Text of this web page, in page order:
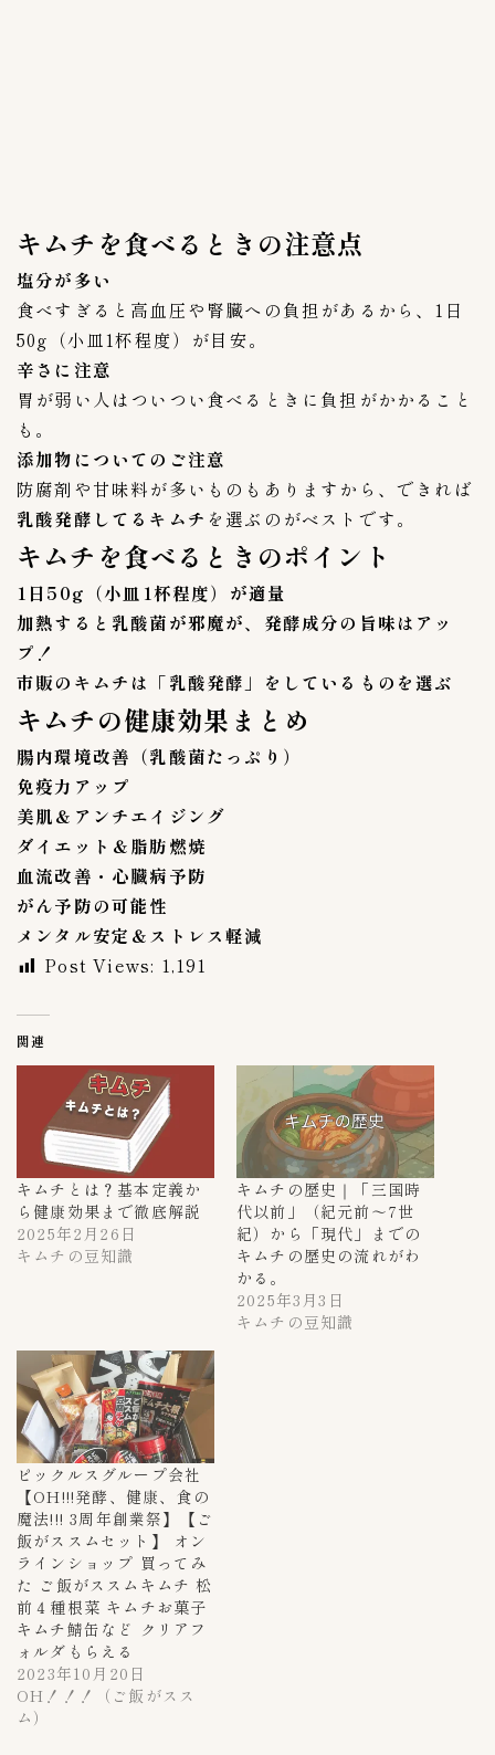
備後漬物株式会社 4
有限会社高麗物産 1
有限会社高麗食品 6
東亜トレーディング
東海漬物株式会社 3
株式会社李朝園 1
株式会社東京にいかた屋 3
株式会社無限物産
百珍物産 1
秋本食品株式会社 1
美山
内容量（g & kg） 3
０〜９９g 1
１kg 0
１０kg 0
１００〜１９９g 1
２kg
２００〜２９９g
５kg 0
５００〜５９９g
６００〜６９９g
７００〜７９９g 0
８００〜８９９g 0
９００〜９９９g
ごちそうさま倶楽部キムチ工房
カンナムキムバ 1
上野キムチ 共栄 4
上野キムチ 第一物産
上野キムチ-まるきん
丸萬商店 1
今泉食品
大阪チェさんのキムチ
大阪チェさんのキムチ
安東家 1
沈菜館（キムチ館）
キムチを食べるときの注意点
塩分が多い
食べすぎると高血圧や腎臓への負担があるから、1日
50g（小皿1杯程度）が目安。
辛さに注意
胃が弱い人はついつい食べるときに負担がかかること
も。
添加物についてのご注意
防腐剤や甘味料が多いものもありますから、できれば
乳酸発酵してるキムチ を選ぶのがベストです。
キムチを食べるときのポイント
1日50g（小皿1杯程度）が適量
加熱すると乳酸菌が邪魔が、発酵成分の旨味はアッ
プ！
市販のキムチは「乳酸発酵」をしているものを選ぶ
キムチの健康効果まとめ
腸内環境改善（乳酸菌たっぷり）
免疫力アップ
美肌＆アンチエイジング
ダイエット＆脂肪燃焼
血流改善・心臓病予防
がん予防の可能性
メンタル安定＆ストレス軽減
Post Views: 1,191
関連
キムチとは？基本定義か
ら健康効果まで徹底解説
2025年2月26日
キムチの豆知識
キムチの歴史｜「三国時
代以前」（紀元前～7世
紀）から「現代」までの
キムチの歴史の流れがわ
かる。
2025年3月3日
キムチの豆知識
ピックルスグループ会社
【OH!!!発酵、健康、食の
魔法!!! 3周年創業祭】【ご
飯がススムセット】 オン
ラインショップ 買ってみ
た ご飯がススムキムチ 松
前４種根菜 キムチお菓子
キムチ鯖缶など クリアフ
ォルダもらえる
2023年10月20日
OH！！！（ご飯がスス
ム）